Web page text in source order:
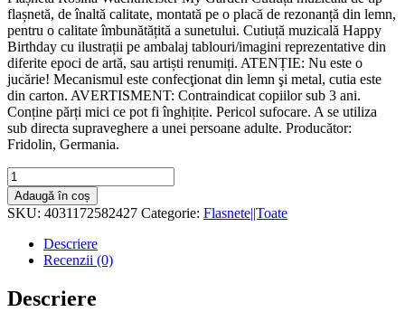
flașnetă, de înaltă calitate, montată pe o placă de rezonanță din lemn,
pentru o calitate îmbunătățită a sunetului. Cutiuță muzicală Happy
Birthday cu ilustrații pe ambalaj tablouri/imagini reprezentative din
diferite epoci de artă, sau artiști renumiți. ATENȚIE: Nu este o
jucărie! Mecanismul este confecţionat din lemn şi metal, cutia este
din carton. AVERTISMENT: Contraindicat copiilor sub 3 ani.
Conține părți mici ce pot fi înghițite. Pericol sufocare. A se utiliza
sub directa supraveghere a unei persoane adulte. Producător:
Fridolin, Germania.
Cantitate
Flasneta
Rosina
Wachtmeister
Garden,
Fridolin
Adaugă în coș
SKU: 4031172582427 Categorie: Flasnete||Toate
Descriere
Recenzii (0)
Descriere